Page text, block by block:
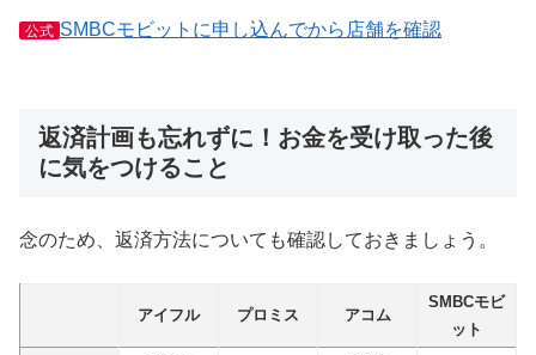
公式 SMBCモビットに申し込んでから店舗を確認
返済計画も忘れずに！お金を受け取った後
に気をつけること
念のため、返済方法についても確認しておきましょう。
アイフル プロミス アコム
SMBCモビ
ット